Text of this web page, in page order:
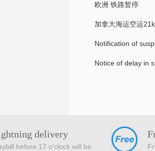
欧洲 铁路暂停
加拿大海运空运
Notification of
Notice of delay in
delivery
before 17 o'clock will be